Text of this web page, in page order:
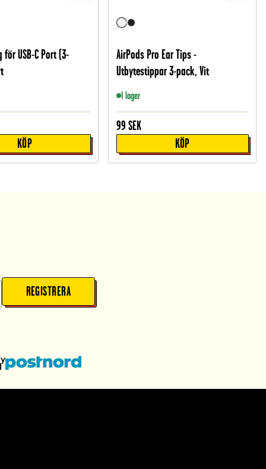
för USB-C Port (3-
KÖP
AirPods Pro Ear Tips -
Utbytestippar 3-pack, Vit
I lager
99 SEK
KÖP
REGISTRERA